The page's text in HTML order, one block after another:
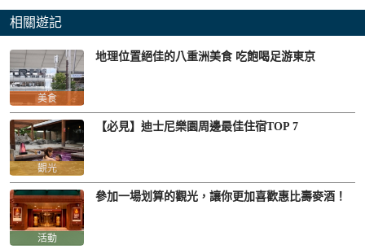
相關遊記
美食
地理位置絕佳的八重洲美食 吃飽喝足游東京
觀光
【必見】迪士尼樂園周邊最佳住宿TOP 7
活動
參加一場划算的觀光，讓你更加喜歡惠比壽麥酒！